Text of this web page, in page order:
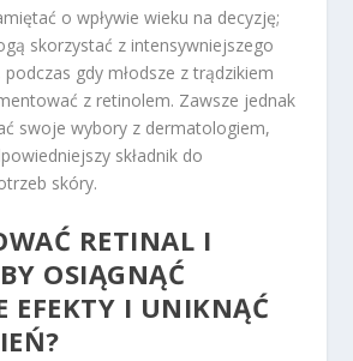
o wpływie wieku na decyzję;
skorzystać z intensywniejszego
podczas gdy młodsze z trądzikiem
z retinolem. Zawsze jednak
swoje wybory z dermatologiem,
składnik do
skóry.
RETINAL I
OSIĄGNĄĆ
EFEKTY I UNIKNĄĆ